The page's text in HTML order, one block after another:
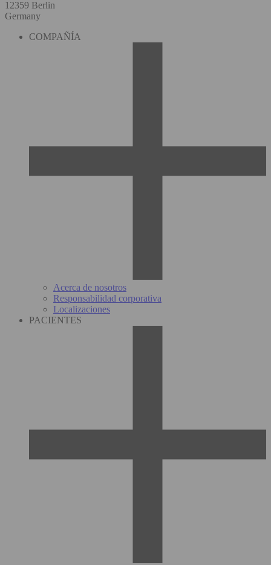
12359 Berlin
Germany
COMPAÑÍA
Acerca de nosotros
Responsabilidad corporativa
Localizaciones
PACIENTES